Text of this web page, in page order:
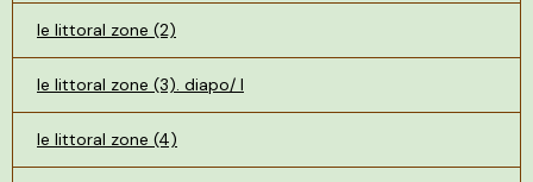
le littoral zone (2)
le littoral zone (3). diapo/ l
le littoral zone (4)